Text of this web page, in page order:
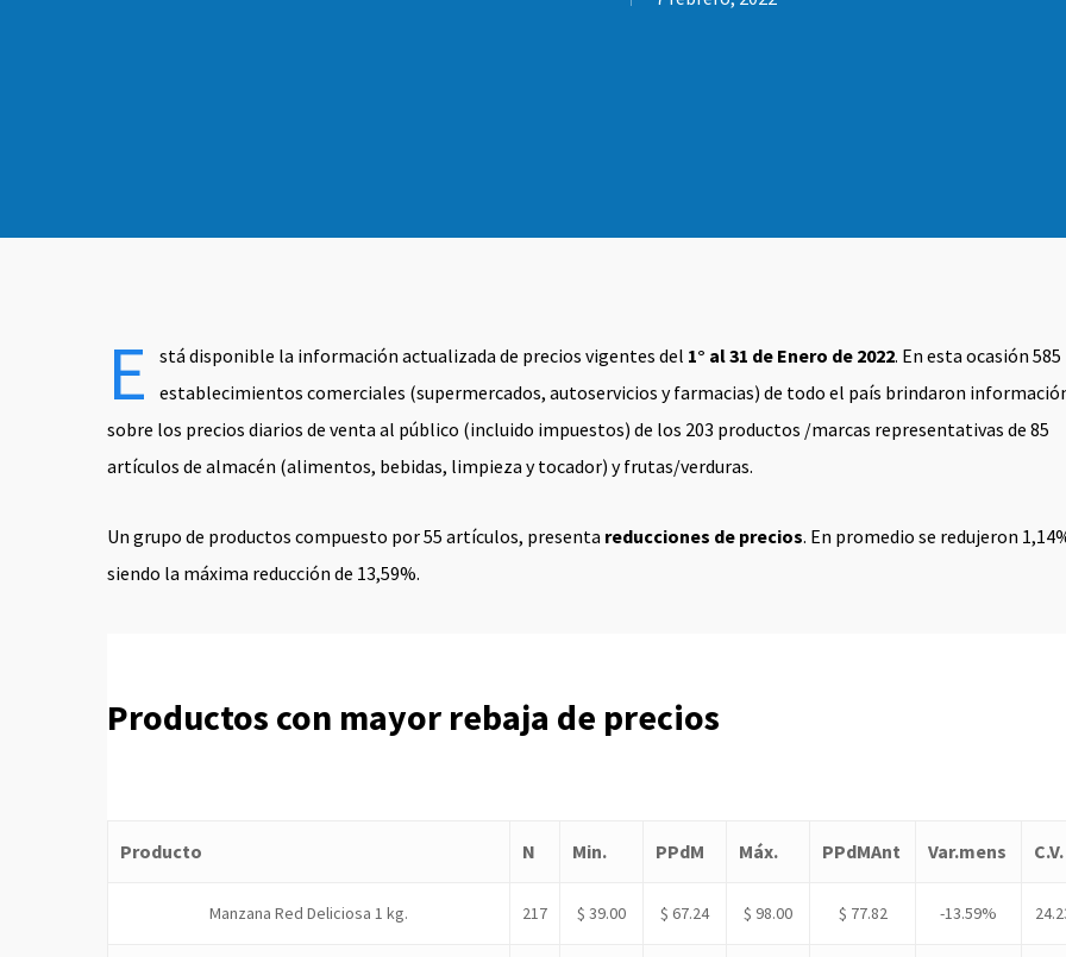
E stá disponible la información actualizada de precios vigentes del 1° al 31 de Enero de 2022. En esta ocasión 585
establecimientos comerciales (supermercados, autoservicios y farmacias) de todo el país brindaron
sobre los precios diarios de venta al público (incluido impuestos) de los 203 productos /marcas representativas de 85
artículos de almacén (alimentos, bebidas, limpieza y tocador) y frutas/verduras.
Un grupo de productos compuesto por 55 artículos, presenta reducciones de precios. En promedio se redujeron
siendo la máxima reducción de 13,59%.
Productos con mayor rebaja de precios
Producto N Min. PPdM Máx. PPdMAnt Var.mens C.V.
Manzana Red Deliciosa 1 kg. 217 $ 39.00 $ 67.24 $ 98.00 $ 77.82 -13.59%